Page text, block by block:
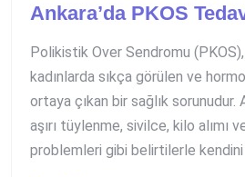
Ankara’da PKOS
Polikistik Over Sendromu
kadınlarda sıkça görülen ve
ortaya çıkan bir sağlık
aşırı tüylenme, sivilce, kilo alımı
problemleri gibi belirtilerle